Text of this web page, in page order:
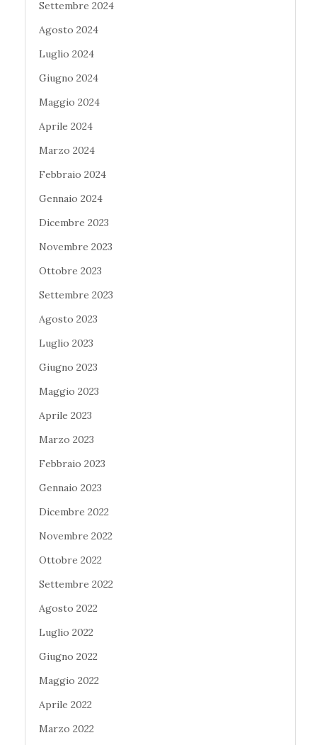
Settembre 2024
Agosto 2024
Luglio 2024
Giugno 2024
Maggio 2024
Aprile 2024
Marzo 2024
Febbraio 2024
Gennaio 2024
Dicembre 2023
Novembre 2023
Ottobre 2023
Settembre 2023
Agosto 2023
Luglio 2023
Giugno 2023
Maggio 2023
Aprile 2023
Marzo 2023
Febbraio 2023
Gennaio 2023
Dicembre 2022
Novembre 2022
Ottobre 2022
Settembre 2022
Agosto 2022
Luglio 2022
Giugno 2022
Maggio 2022
Aprile 2022
Marzo 2022